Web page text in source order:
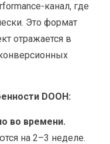
канал, где
Это формат
отражается в
DOOH:
во времени.
на 2–3 неделе.